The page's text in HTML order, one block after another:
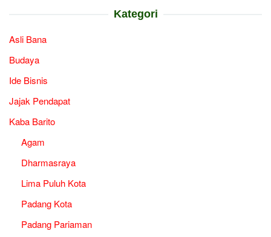
Kategori
Asli Bana
Budaya
Ide Bisnis
Jajak Pendapat
Kaba Barito
Agam
Dharmasraya
Lima Puluh Kota
Padang Kota
Padang Pariaman